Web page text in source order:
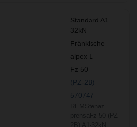
Standard A1-
32kN
Fränkische
alpex L
Fz 50
(PZ-2B)
570747